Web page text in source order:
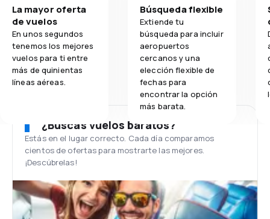
La mayor oferta
de vuelos
En unos segundos
tenemos los mejores
vuelos para ti entre
más de quinientas
líneas aéreas.
Búsqueda flexible
Extiende tu
búsqueda para incluir
aeropuertos
cercanos y una
elección flexible de
fechas para
encontrar la opción
más barata.
¿Buscas vuelos baratos?
Estás en el lugar correcto. Cada día comparamos
cientos de ofertas para mostrarte las mejores.
¡Descúbrelas!